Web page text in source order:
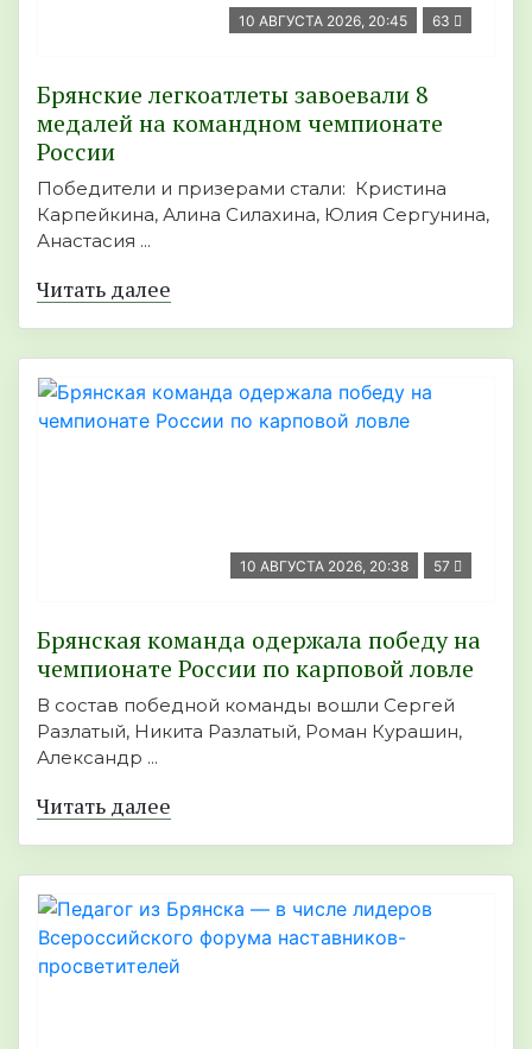
10 АВГУСТА 2026, 20:45 63
Брянские легкоатлеты завоевали 8
медалей на командном чемпионате
России
Победители и призерами стали: Кристина
Карпейкина, Алина Силахина, Юлия Сергунина,
Анастасия ...
Читать далее
10 АВГУСТА 2026, 20:38 57
Брянская команда одержала победу на
чемпионате России по карповой ловле
В состав победной команды вошли Сергей
Разлатый, Никита Разлатый, Роман Курашин,
Александр ...
Читать далее